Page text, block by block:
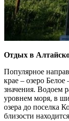
Отдых в
Популярное
крае – озеро
значения. Водоем
уровнем моря, в
озера до поселка
близости